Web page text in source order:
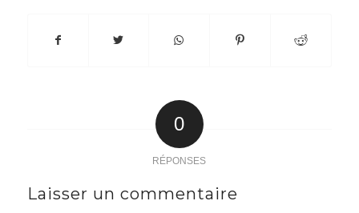
0
RÉPONSES
Laisser un commentaire